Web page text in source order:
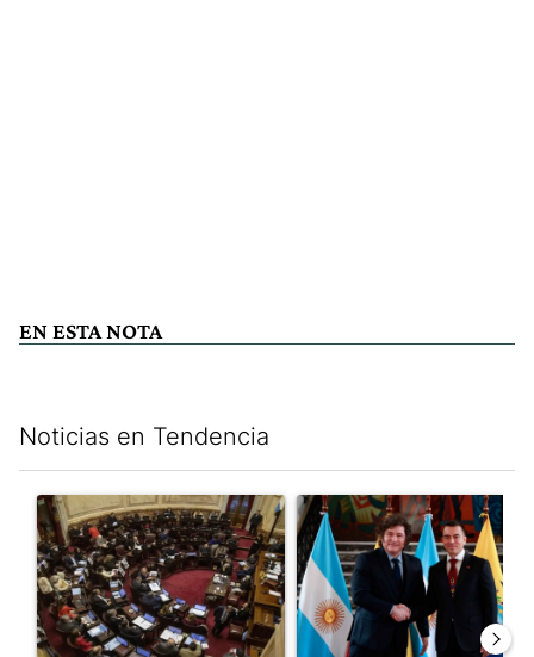
EN ESTA NOTA
Noticias en Tendencia
Un artículo de tendencia con el título "El Senado dio media
Un artículo de tendencia con